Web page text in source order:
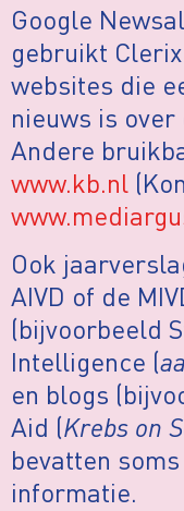
Google
gebruikt
websites die
nieuws is
Andere
www.kb.nl
Ook
AIVD of de
(bijvoorbeeld
Intelligence (
en blogs
Aid (Krebs on
bevatten
informatie.